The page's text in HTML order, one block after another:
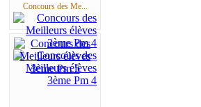
Concours des Me...